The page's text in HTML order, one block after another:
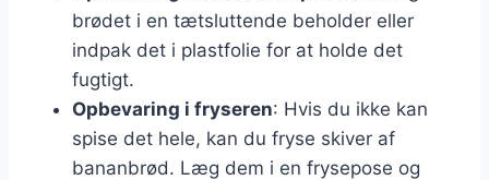
brødet i en tætsluttende beholder eller
indpak det i plastfolie for at holde det
fugtigt.
Opbevaring i fryseren: Hvis du ikke kan
spise det hele, kan du fryse skiver af
bananbrød. Læg dem i en frysepose og